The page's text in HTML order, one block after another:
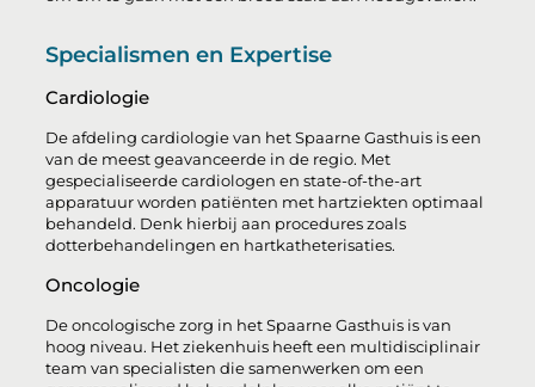
Specialismen en Expertise
Cardiologie
De afdeling cardiologie van het Spaarne Gasthuis is een
van de meest geavanceerde in de regio. Met
gespecialiseerde cardiologen en state-of-the-art
apparatuur worden patiënten met hartziekten optimaal
behandeld. Denk hierbij aan procedures zoals
dotterbehandelingen en hartkatheterisaties.
Oncologie
De oncologische zorg in het Spaarne Gasthuis is van
hoog niveau. Het ziekenhuis heeft een multidisciplinair
team van specialisten die samenwerken om een